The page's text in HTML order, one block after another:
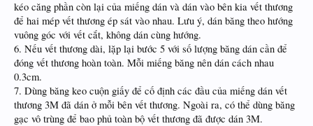
kéo căng phần còn lại của miếng dán và dán vào bên kia vết thương
để hai mép vết thương ép sát vào nhau. Lưu ý, dán băng theo hướng
vuông góc với vết cắt, không dán cùng hướng.
6. Nếu vết thương dài, lặp lại bước 5 với số lượng băng dán cần để
đóng vết thương hoàn toàn. Mỗi miếng băng nên dán cách nhau
0.3cm.
7. Dùng băng keo cuộn giấy để cố định các đầu của miếng dán vết
thương 3M đã dán ở mỗi bên vết thương. Ngoài ra, có thể dùng băng
gạc vô trùng để bao phủ toàn bộ vết thương đã được dán 3M.